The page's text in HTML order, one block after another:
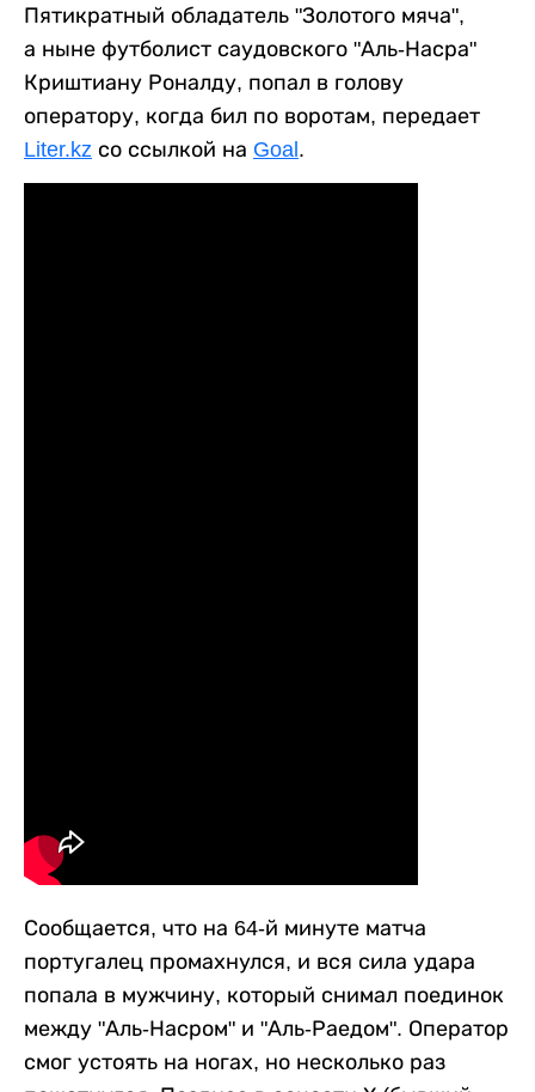
Пятикратный обладатель "Золотого мяча",
а ныне футболист саудовского "Аль-Насра"
Криштиану Роналду, попал в голову
оператору, когда бил по воротам, передает
Liter.kz со ссылкой на Goal.
Сообщается, что на 64-й минуте матча
португалец промахнулся, и вся сила удара
попала в мужчину, который снимал поединок
между "Аль-Насром" и "Аль-Раедом". Оператор
смог устоять на ногах, но несколько раз